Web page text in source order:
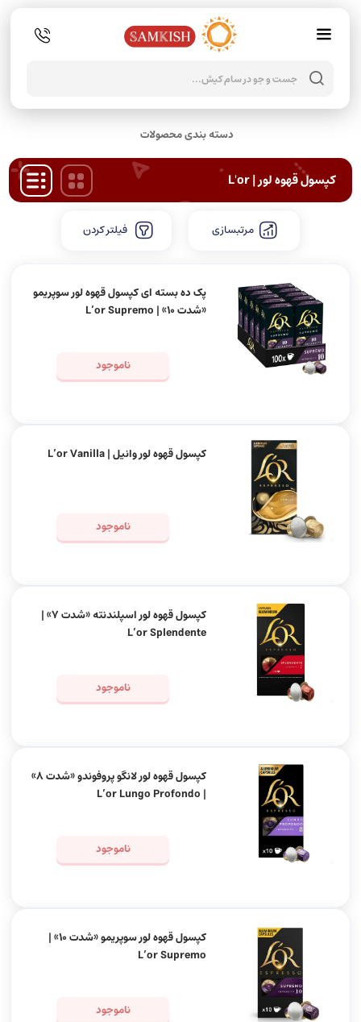
دسته بندی محصولات
کپسول قهوه لور | L'or
مرتبسازی فیلتر کردن
پک ده بسته ای کپسول قهوه لور سوپریمو
«شدت 10» | L’or Supremo
ناموجود
کپسول قهوه لور وانیل | L’or Vanilla
ناموجود
کپسول قهوه لور اسپلندنته «شدت 7» |
L’or Splendente
ناموجود
کپسول قهوه لور لانگو پروفوندو «شدت 8»
| L’or Lungo Profondo
ناموجود
کپسول قهوه لور سوپریمو «شدت 10» |
L’or Supremo
ناموجود